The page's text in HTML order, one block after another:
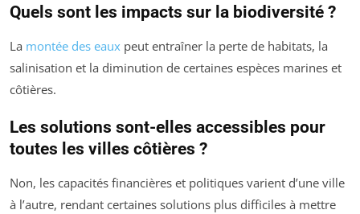
Quels sont les impacts sur la biodiversité ?
La montée des eaux peut entraîner la perte de habitats, la
salinisation et la diminution de certaines espèces marines et
côtières.
Les solutions sont-elles accessibles pour
toutes les villes côtières ?
Non, les capacités financières et politiques varient d’une ville
à l’autre, rendant certaines solutions plus difficiles à mettre